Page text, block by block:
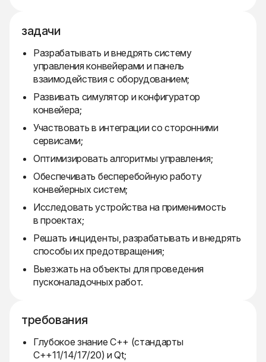
задачи
Разрабатывать и внедрять систему
управления конвейерами и панель
взаимодействия с оборудованием;
Развивать симулятор и конфигуратор
конвейера;
Участвовать в интеграции со сторонними
сервисами;
Оптимизировать алгоритмы управления;
Обеспечивать бесперебойную работу
конвейерных систем;
Исследовать устройства на применимость
в проектах;
Решать инциденты, разрабатывать и внедрять
способы их предотвращения;
Выезжать на объекты для проведения
пусконаладочных работ.
требования
Глубокое знание C++ (стандарты
C++11/14/17/20) и Qt;